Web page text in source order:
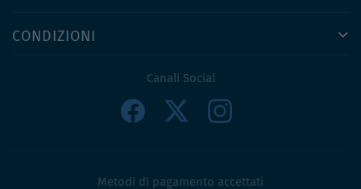
CONDIZIONI
Canali Social
Metodi di pagamento accettati